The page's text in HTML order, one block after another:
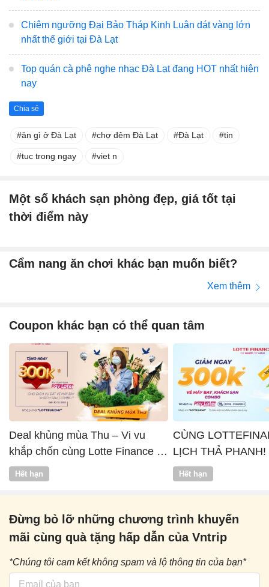
Chiêm ngưỡng Đại Bảo Tháp Kinh Luân dát vàng lớn
nhất thế giới tại Đà Lạt
Top quán cà phê nghe nhạc Đà Lạt đang HOT nhất hiện
nay
Chia sẻ
ăn gì ở Đà Lạt chợ đêm Đà Lạt Đà Lạt tin
tuc trong ngay viet n
Một số khách sạn phòng đẹp, giá tốt tại
thời điểm này
Cẩm nang ăn chơi khác bạn muốn biết?
Xem thêm
Coupon khác bạn có thể quan tâm
Deal khủng mùa Thu – Vi vu
khắp chốn cùng Lotte Finance x
Vntrip
Hết hạn
CÙNG
LỊCH THẢ PHANH!
Hết hạn
Đừng bỏ lỡ những chương trình khuyến
mãi cùng quà tặng hấp dẫn của Vntrip
*Chúng tôi cam kết không spam và lộ thông tin của bạn*